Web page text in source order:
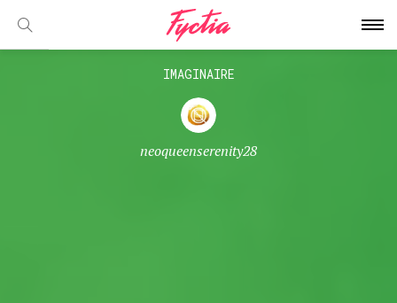
IMAGINAIRE
neoqueenserenity28